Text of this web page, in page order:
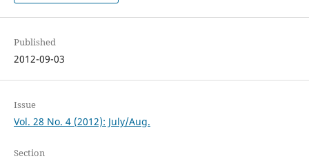
Published
2012-09-03
Issue
Vol. 28 No. 4 (2012): July/Aug.
Section